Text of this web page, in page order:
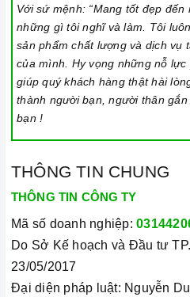
thường khoảng từ 10-35cm.
Lưu ý trong quá trình nấu
Đảm bảo đọc hướng dẫn sử
và dòng điện yêu cầu cũng
Làm theo hướng dẫn của nhà
Đặt bếp trên bề mặt phẳng, ổn
Đặt dụng cụ nấu đúng trọng
cảm ứng để tránh các mã lỗi và
Bật bếp bằng cách chạm vào
khiển, và thao tác trượt để
thời gian.
Khóa trẻ em: sử dụng để bảo
Với sứ mệnh: “Mang tốt đẹp đến
những gì tôi nghĩ và làm. Tôi
sản phẩm chất lượng và dịch vụ
của mình. Hy vọng những nỗ
giúp quý khách hàng thật hài
thành người bạn, người thân
bạn !
THÔNG TIN CHUNG
THÔNG TIN CÔNG TY
Mã số doanh nghiệp:
Do Sở Kế hoạch và Đầu tư
23/05/2017
Đại diện pháp luật: Nguyễn